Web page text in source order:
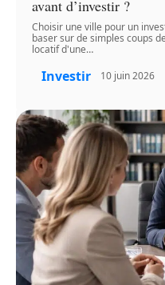
avant d’investir ?
Choisir une ville pour un
baser sur de simples coups
locatif d'une…
Investir 10 juin 2026